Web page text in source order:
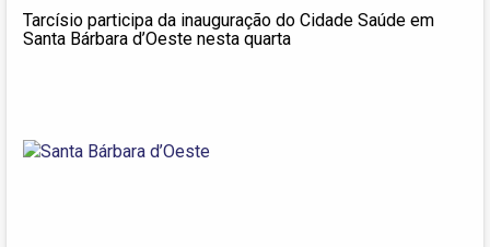
Tarcísio participa da inauguração do Cidade Saúde em
Santa Bárbara d’Oeste nesta quarta